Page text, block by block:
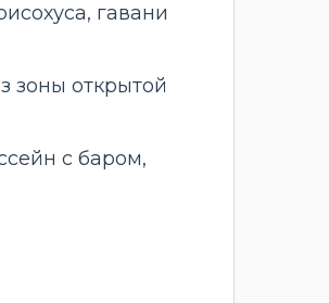
гавани
зоны открытой
с баром,